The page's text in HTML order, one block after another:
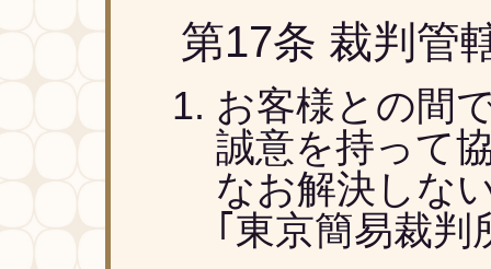
第17条 裁判管
お客様との間
誠意を持って
なお解決しな
｢東京簡易裁